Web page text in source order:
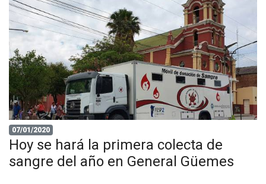
07/01/2020
Hoy se hará la primera colecta de
sangre del año en General Güemes